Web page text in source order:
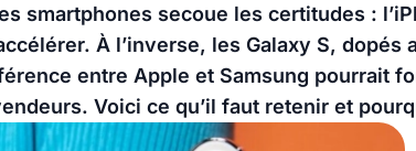
smartphones secoue les certitudes :
À l’inverse, les Galaxy S,
entre Apple et Samsung pourrait
Voici ce qu’il faut retenir et